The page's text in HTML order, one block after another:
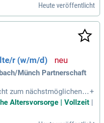
sollten Sie sicher im
mit der Patentsoft
Vorteile erwarten Sie:
und mobile Arbeitsm
von kostenlosen Get
über „Corp
Heute veröffentlicht
r (w/m/d)
Münch Partnerschaft
zum nächstmöglichen Z
n (w/m/d). W
Arbeitsumfeld, das
+
Altersvorsorge | Vollzeit |